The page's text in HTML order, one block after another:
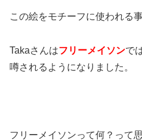
この絵をモチーフに使われる
Takaさんはフリーメイソンで
噂されるようになりました。
フリーメイソンって何？って